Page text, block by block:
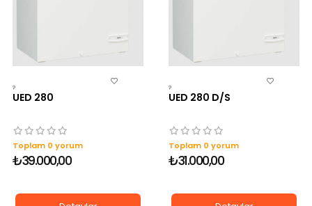
?
UED 280
Toplam 0 yorum
₺39.000,00
?
UED 280 D/S
Toplam 0 yorum
₺31.000,00